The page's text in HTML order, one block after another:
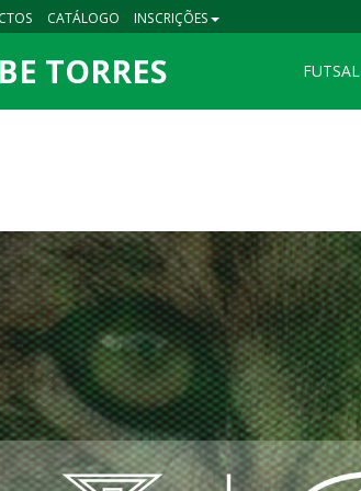
CATÁLOGO INSCRIÇÕES
TORRES FUTSAL